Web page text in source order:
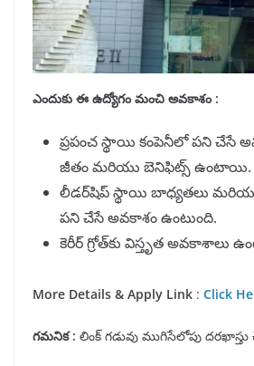
ఎందుకు ఈ ఉద్యోగం మంచి అవకాశం :
ప్రపంచ స్థాయి కంపెనీలో పని చేసే
జీతం మరియు బెనిఫిట్స్ ఉంటాయి.
లీడర్‌షిప్ స్థాయి బాధ్యతలు మరియు
పని చేసే అవకాశం ఉంటుంది.
కెరీర్ గ్రోత్‌కు విస్తృత అవకాశాలు
More Details & Apply Link : Click
గమనిక: లింక్ గడువు ముగిసేలోపు దరఖాస్తు